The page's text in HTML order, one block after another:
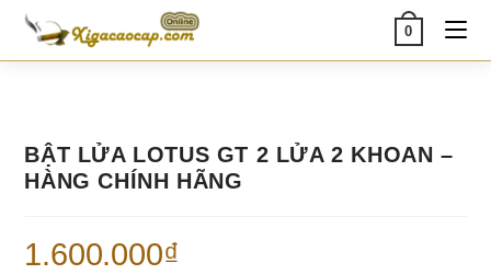
Skip
content
0
BẬT LỬA LOTUS GT 2 LỬA 2 KHOAN –
HÀNG CHÍNH HÃNG
1.600.000₫